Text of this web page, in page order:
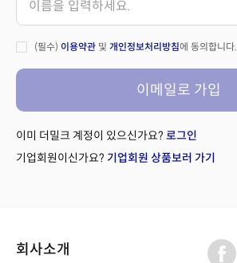
(필수) 이용약관 및 개인정보처리방침에 동의합니다.
이메일로 가입
이미 더밀크 계정이 있으신가요? 로그인
기업회원이신가요? 기업회원 상품보러 가기
회사소개